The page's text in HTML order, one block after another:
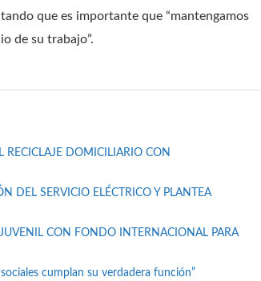
que es importante que “mantengamos
de su trabajo”.
RECICLAJE DOMICILIARIO CON
DEL SERVICIO ELÉCTRICO Y PLANTEA
CON FONDO INTERNACIONAL PARA
cumplan su verdadera función”